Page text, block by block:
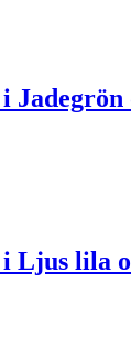
Jadegrön
Ljus lila